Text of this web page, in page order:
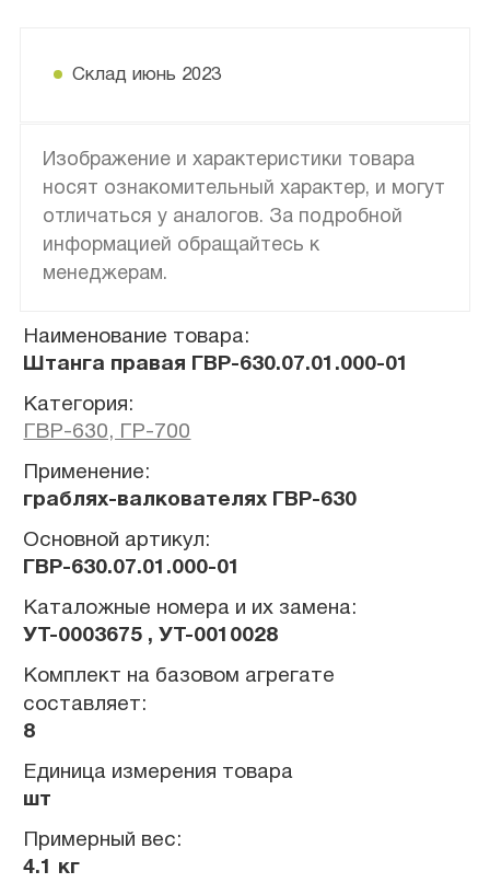
Склад июнь 2023
Изображение и характеристики товара
носят ознакомительный характер, и могут
отличаться у аналогов. За подробной
информацией обращайтесь к
менеджерам.
Наименование товара:
Штанга правая ГВР-630.07.01.000-01
Категория:
ГВР-630, ГР-700
Применение:
граблях-валкователях ГВР-630
Основной артикул:
ГВР-630.07.01.000-01
Каталожные номера и их замена:
УТ-0003675 , УТ-0010028
Комплект на базовом агрегате
составляет:
8
Единица измерения товара
шт
Примерный вес:
4.1 кг